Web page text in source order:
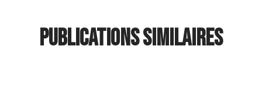
Publications similaires
🏆 Foodles primé pour son
🌱 Bingo RSE : un challenge
annuel… et une soirée au
📸 Un nouveau shooting